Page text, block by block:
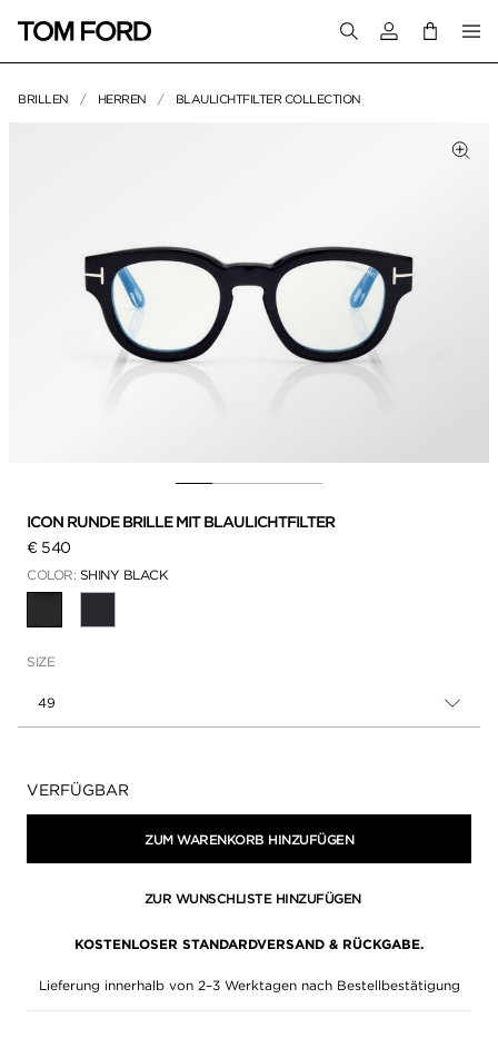
Melden Sie
BRILLEN HERREN BLAULICHTFILTER COLLECTION
ICON RUNDE BRILLE MIT BLAULICHTFILTER
€ 540
COLOR: SHINY BLACK
SIZE
49
Verfügbarkeit:
VERFÜGBAR
ZUM WARENKORB HINZUFÜGEN
ZUR WUNSCHLISTE HINZUFÜGEN
KOSTENLOSER STANDARDVERSAND & RÜCKGABE.
Lieferung innerhalb von 2–3 Werktagen nach Bestellbestätigung